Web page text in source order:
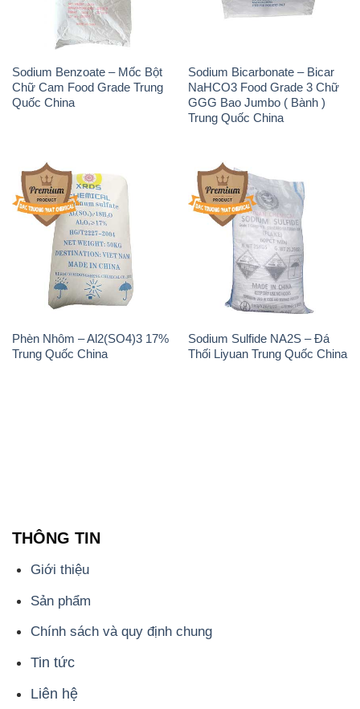
Sodium Benzoate – Mốc Bột
Chữ Cam Food Grade Trung
Quốc China
Sodium Bicarbonate – Bicar
NaHCO3 Food Grade 3 Chữ
GGG Bao Jumbo ( Bành )
Trung Quốc China
Phèn Nhôm – Al2(SO4)3 17%
Trung Quốc China
Sodium Sulfide NA2S – Đá
Thối Liyuan Trung Quốc China
THÔNG TIN
Giới thiệu
Sản phẩm
Chính sách và quy định chung
Tin tức
Liên hệ